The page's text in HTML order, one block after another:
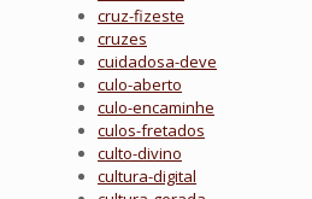
cruz-fizeste
cruzes
cuidadosa-deve
culo-aberto
culo-encaminhe
culos-fretados
culto-divino
cultura-digital